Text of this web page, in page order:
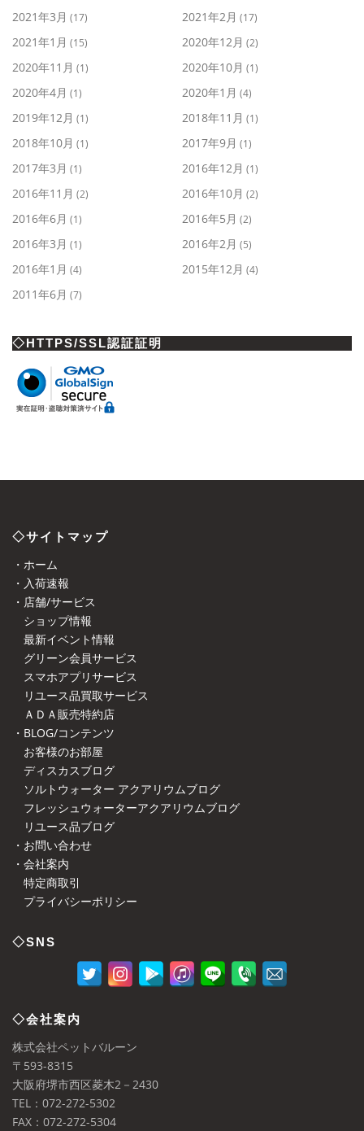
2021年3月 (17) 2021年2月 (17)
2021年1月 (15) 2020年12月 (2)
2020年11月 (1) 2020年10月 (1)
2020年4月 (1) 2020年1月 (4)
2019年12月 (1) 2018年11月 (1)
2018年10月 (1) 2017年9月 (1)
2017年3月 (1) 2016年12月 (1)
2016年11月 (2) 2016年10月 (2)
2016年6月 (1) 2016年5月 (2)
2016年3月 (1) 2016年2月 (5)
2016年1月 (4) 2015年12月 (4)
2011年6月 (7)
◇HTTPS/SSL認証証明
◇サイトマップ
・ホーム
・入荷速報
・店舗/サービス
ショップ情報
最新イベント情報
グリーン会員サービス
スマホアプリサービス
リユース品買取サービス
ＡＤＡ販売特約店
・BLOG/コンテンツ
お客様のお部屋
ディスカスブログ
ソルトウォーター アクアリウムブログ
フレッシュウォーターアクアリウムブログ
リユース品ブログ
・お問い合わせ
・会社案内
特定商取引
プライバシーポリシー
◇SNS
◇会社案内
株式会社ペットバルーン
〒593-8315
大阪府堺市西区菱木2－2430
TEL：072-272-5302
FAX：072-272-5304